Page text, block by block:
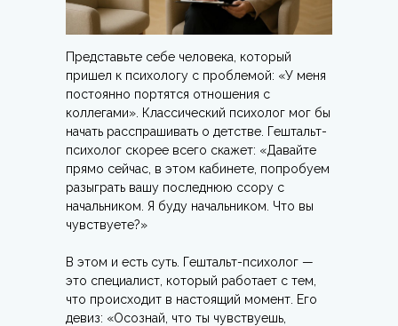
Представьте себе человека, который
пришел к психологу с проблемой: «У меня
постоянно портятся отношения с
коллегами». Классический психолог мог бы
начать расспрашивать о детстве. Гештальт-
психолог скорее всего скажет: «Давайте
прямо сейчас, в этом кабинете, попробуем
разыграть вашу последнюю ссору с
начальником. Я буду начальником. Что вы
чувствуете?»
В этом и есть суть. Гештальт-психолог —
это специалист, который работает с тем,
что происходит в настоящий момент. Его
девиз: «Осознай, что ты чувствуешь,